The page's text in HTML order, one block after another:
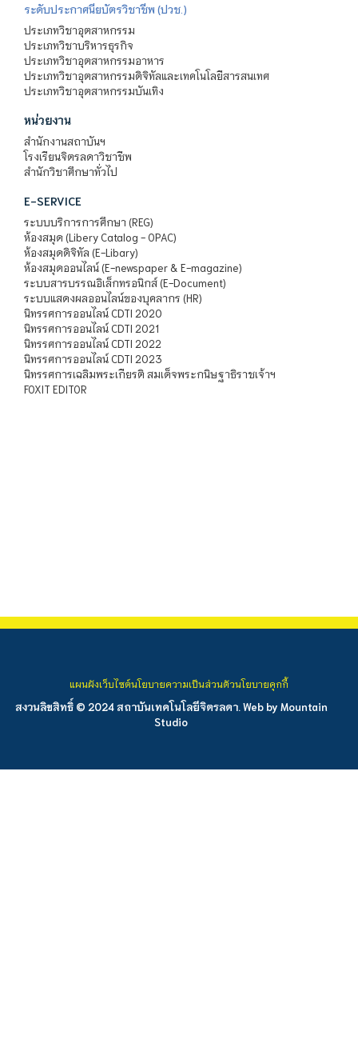
ระดับประกาศนียบัตรวิชาชีพ (ปวช.)
ประเภทวิชาอุตสาหกรรม
ประเภทวิชาบริหารธุรกิจ
ประเภทวิชาอุตสาหกรรมอาหาร
ประเภทวิชาอุตสาหกรรมดิจิทัลและเทคโนโลยีสารสนเทศ
ประเภทวิชาอุตสาหกรรมบันเทิง
หน่วยงาน
สำนักงานสถาบันฯ
โรงเรียนจิตรลดาวิชาชีพ
สำนักวิชาศึกษาทั่วไป
E-SERVICE
ระบบบริการการศึกษา (REG)
ห้องสมุด (Libery Catalog - OPAC)
ห้องสมุดดิจิทัล (E-Libary)
ห้องสมุดออนไลน์ (E-newspaper & E-magazine)
ระบบสารบรรณอิเล็กทรอนิกส์ (E-Document)
ระบบแสดงผลออนไลน์ของบุคลากร (HR)
นิทรรศการออนไลน์ CDTI 2020
นิทรรศการออนไลน์ CDTI 2021
นิทรรศการออนไลน์ CDTI 2022
นิทรรศการออนไลน์ CDTI 2023
นิทรรศการเฉลิมพระเกียรติ สมเด็จพระกนิษฐาธิราชเจ้าฯ
FOXIT EDITOR
สงวนลิขสิทธิ์ © 2024 สถาบันเทคโนโลยีจิตรลดา. Web by Mountain
Studio
แผนผังเว็บไซต์นโยบายความเป็นส่วนตัวนโยบายคุกกี้